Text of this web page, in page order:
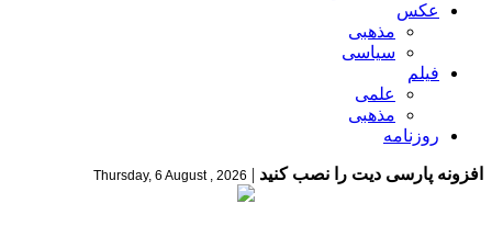
عکس
مذهبی
سیاسی
فیلم
علمی
مذهبی
روزنامه
افزونه پارسی دیت را نصب کنید |
Thursday, 6 August , 2026